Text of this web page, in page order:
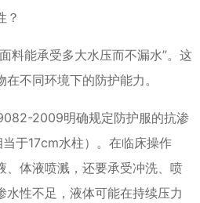
？
料能承受多大水压而不漏水”。这
不同环境下的防护能力。
2009明确规定防护服的抗渗
当于17cm水柱）。在临床操作
、体液喷溅，还要承受冲洗、喷
水性不足，液体可能在持续压力